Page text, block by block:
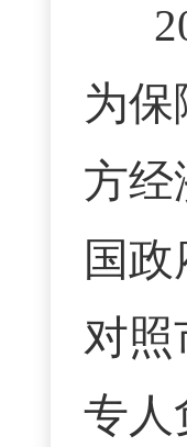
为
方经
国
对照
专人